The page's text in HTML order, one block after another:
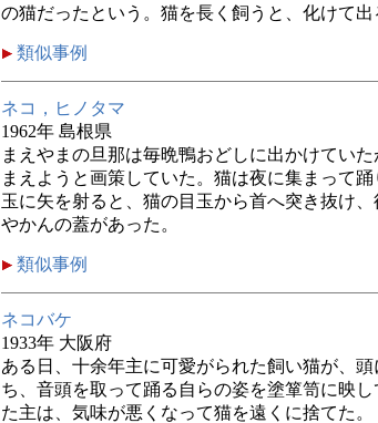
の猫だったという。猫を長く飼うと、化けて出
類似事例
ネコ，ヒノタマ
1962年 島根県
まえやまの旦那は毎晩鴨おどしに出かけてい
まえようと画策していた。猫は夜に集まって
玉に矢を射ると、猫の目玉から首へ突き抜け
やかんの蓋があった。
類似事例
ネコバケ
1933年 大阪府
ある日、十余年主に可愛がられた飼い猫が、
ち、音頭を取って踊る自らの姿を塗箪笥に映
た主は、気味が悪くなって猫を遠くに捨てた。